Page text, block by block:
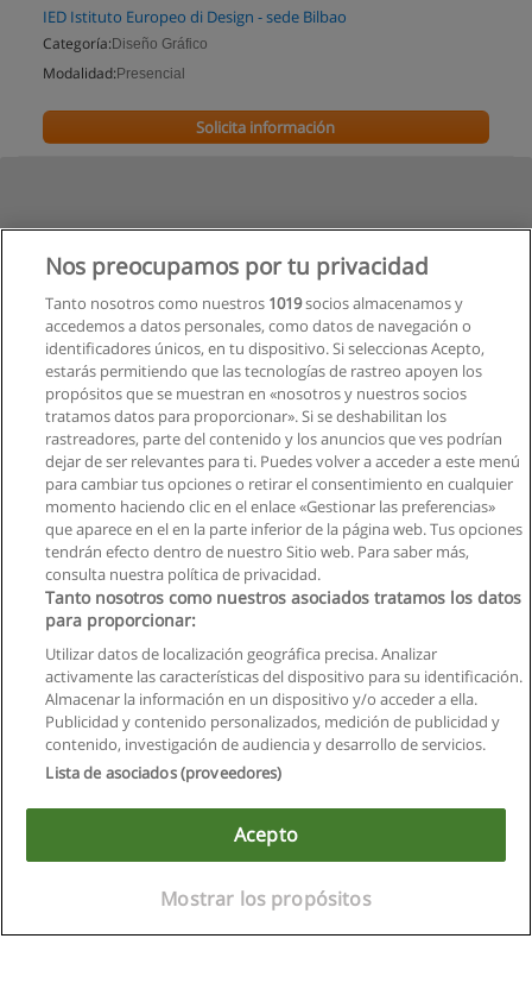
IED Istituto Europeo di Design - sede Bilbao
Categoría: Diseño Gráfico
Modalidad: Presencial
Solicita información
Reglas de uso
Privacidad de datos
Copyright © Educaedu Business S.L. - CIF : B-95610580: -
www.educaedu.com.ec
Nos preocupamos por tu privacidad
Tanto nosotros como nuestros 1019socios almacenamos y
accedemos a datos personales, como datos de navegación o
identificadores únicos, en tu dispositivo. Si seleccionas Acepto,
estarás permitiendo que las tecnologías de rastreo apoyen los
propósitos que se muestran en «nosotros y nuestros socios
tratamos datos para proporcionar». Si se deshabilitan los
rastreadores, parte del contenido y los anuncios que ves podrían
dejar de ser relevantes para ti. Puedes volver a acceder a este menú
para cambiar tus opciones o retirar el consentimiento en cualquier
momento haciendo clic en el enlace «Gestionar las preferencias»
que aparece en el en la parte inferior de la página web. Tus opciones
tendrán efecto dentro de nuestro Sitio web. Para saber más,
consulta nuestra política de privacidad.
Tanto nosotros como nuestros asociados tratamos los datos
para proporcionar:
Utilizar datos de localización geográfica precisa. Analizar
activamente las características del dispositivo para su identificación.
Almacenar la información en un dispositivo y/o acceder a ella.
Publicidad y contenido personalizados, medición de publicidad y
contenido, investigación de audiencia y desarrollo de servicios.
Lista de asociados (proveedores)
Acepto
Mostrar los propósitos